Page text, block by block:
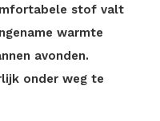
stof valt
warmte
avonden.
onder weg te